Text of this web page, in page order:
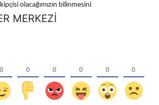
olacağımızın bilinmesini
MERKEZİ